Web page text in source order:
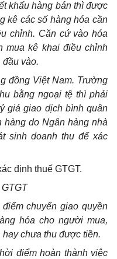
khấu hàng bán thì được
kê các số hàng hóa cần
chỉnh. Căn cứ vào hóa
mua kê khai điều chỉnh
đầu vào.
đồng Việt Nam. Trường
bằng ngoại tệ thì phải
giá giao dịch bình quân
hàng do Ngân hàng nhà
sinh doanh thu để xác
định thuế GTGT.
chuyển giao quyền
hóa cho người mua,
chưa thu được tiền.
điểm hoàn thành việc